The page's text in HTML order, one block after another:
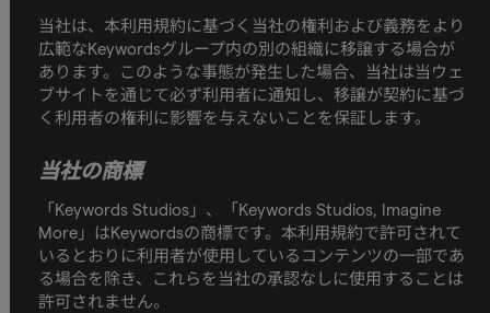
当社は、本利用規約に基づく当社の権利および義務をより
広範なKeywordsグループ内の別の組織に移譲する場合が
あります。このような事態が発生した場合、当社は当ウェ
ブサイトを通じて必ず利用者に通知し、移譲が契約に基づ
く利用者の権利に影響を与えないことを保証します。
当社の商標
「Keywords Studios」、「Keywords Studios, Imagine
More」はKeywordsの商標です。本利用規約で許可されて
いるとおりに利用者が使用しているコンテンツの一部であ
る場合を除き、これらを当社の承認なしに使用することは
許可されません。